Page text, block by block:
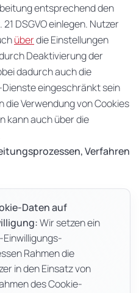
entsprechend den
DSGVO einlegen. Nutzer
überdie Einstellungen
Deaktivierung der
dadurch auch die
eingeschränkt sein
die Verwendung von Cookies
kann auch über die
Verfahren
Daten auf
Wir setzen ein
Rahmen die
in den Einsatz von
des Cookie-